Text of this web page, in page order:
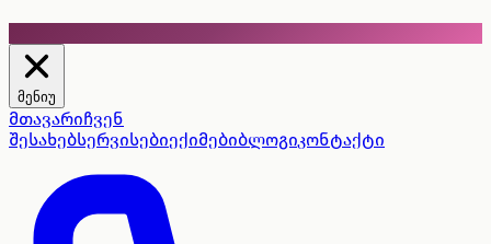
მენიუ
მთავარიჩვენ
შესახებსერვისებიექიმებიბლოგიკონტაქტი